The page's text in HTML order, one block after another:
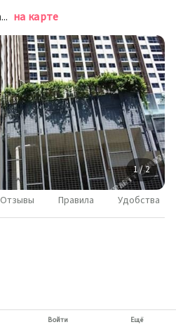
65/11 Kasetsin 7 Alley, Bang Lamung District, Pattaya, Паттайя на карте
1 / 2
Отзывы Правила Удобства
Войти Ещё